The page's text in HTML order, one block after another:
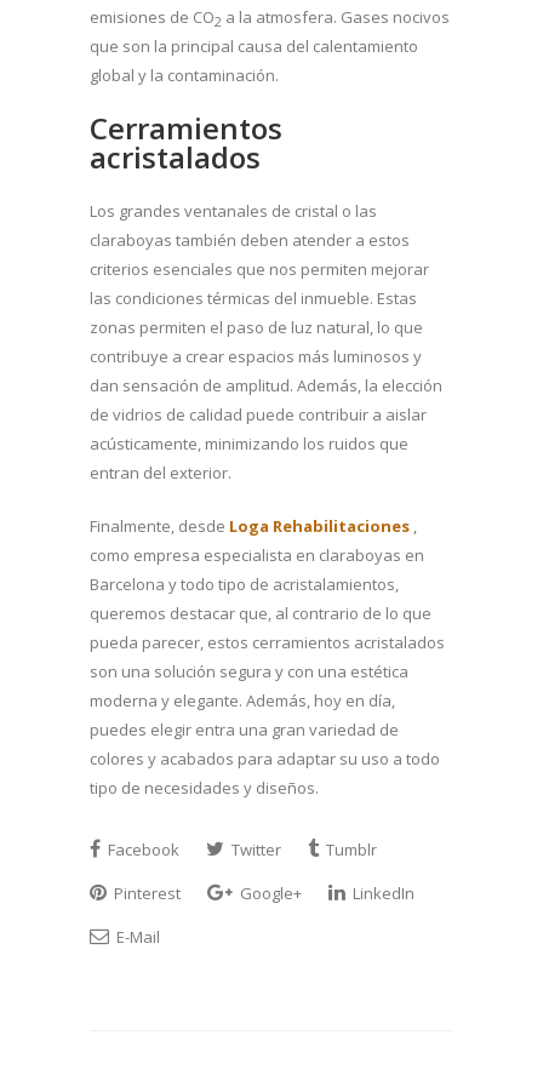
emisiones de CO2 a la atmosfera. Gases nocivos
que son la principal causa del calentamiento
global y la contaminación.
Cerramientos
acristalados
Los grandes ventanales de cristal o las
claraboyas también deben atender a estos
criterios esenciales que nos permiten mejorar
las condiciones térmicas del inmueble. Estas
zonas permiten el paso de luz natural, lo que
contribuye a crear espacios más luminosos y
dan sensación de amplitud. Además, la elección
de vidrios de calidad puede contribuir a aislar
acústicamente, minimizando los ruidos que
entran del exterior.
Finalmente, desde Loga Rehabilitaciones ,
como empresa especialista en claraboyas en
Barcelona y todo tipo de acristalamientos,
queremos destacar que, al contrario de lo que
pueda parecer, estos cerramientos acristalados
son una solución segura y con una estética
moderna y elegante. Además, hoy en día,
puedes elegir entra una gran variedad de
colores y acabados para adaptar su uso a todo
tipo de necesidades y diseños.
Facebook Twitter
Tumblr
Pinterest
Google+
LinkedIn
E-Mail